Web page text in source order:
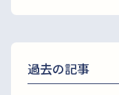
過去の記事